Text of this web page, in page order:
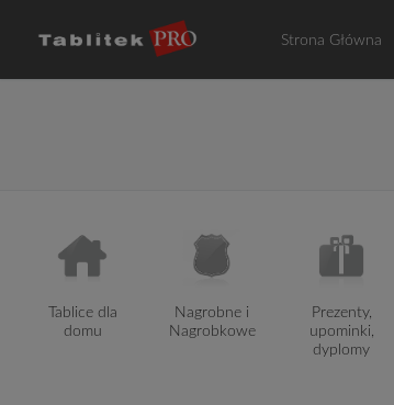
Strona Główna
Tablice dla
domu
Nagrobne i
Nagrobkowe
Prezenty,
upominki,
dyplomy